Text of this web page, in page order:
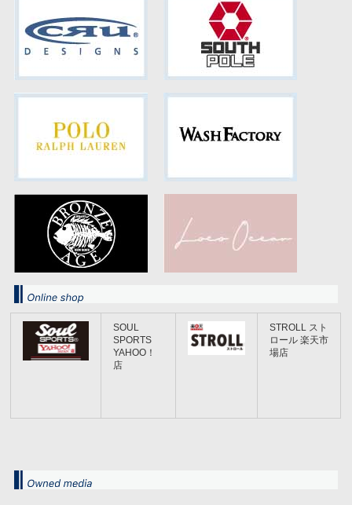
SOUL
SPORTS
YAHOO！
店
STROLL スト
ロール 楽天市
場店